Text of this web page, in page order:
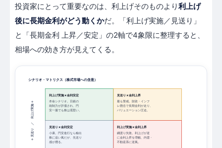
投資家にとって重要なのは、利上げそのものより利上げ
後に長期金利がどう動くかだ。「利上げ実施／見送り」
と「長期金利 上昇／安定」の2軸で4象限に整理すると、
相場への効き方が見えてくる。
シナリオ・マトリクス（株式市場への含意）
利上げ実施 × 金利安定
本命シナリオ。日銀の
統制力が評価され、円
安一服でも株は底堅い。
見送り × 金利上昇
最も警戒。財政・インフ
レ懸念で長期金利が走り、
バリュエーション圧迫。
見送り × 金利安定
小康。円安進行なら輸出
株に追い風だが、先送り
感が燻る。
利上げ実施 × 金利上昇
綱渡り失敗。利上げが逆
に金利上昇を増幅、内需・
不動産系に逆風。
← 見送り ／ 利上げ実施 →